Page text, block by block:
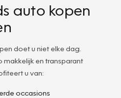
auto kopen
doet u niet elke dag.
makkelijk en transparant
u van:
occasions